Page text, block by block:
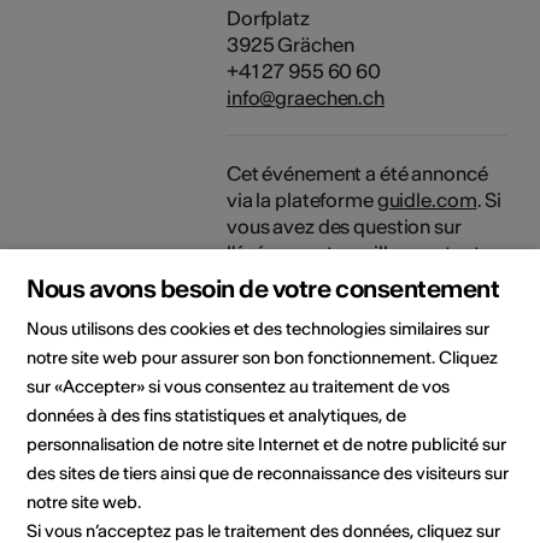
Dorfplatz
3925 Grächen
+41 27 955 60 60
info@graechen.ch
Cet événement a été annoncé
via la plateformeguidle.com. Si
vous avez des question sur
l'événement, veuillez contacter
l'organisateur ou l'office du
tourisme compétent.
Domaine
Type d'événement
Concert
Lieu de l'événement
Nous avons besoin de votre consentement
Nous utilisons des cookies et des technologies similaires sur
notre site web pour assurer son bon fonctionnement. Cliquez
sur «Accepter» si vous consentez au traitement de vos
données à des fins statistiques et analytiques, de
personnalisation de notre site Internet et de notre publicité sur
des sites de tiers ainsi que de reconnaissance des visiteurs sur
notre site web.
Si vous n’acceptez pas le traitement des données, cliquez sur